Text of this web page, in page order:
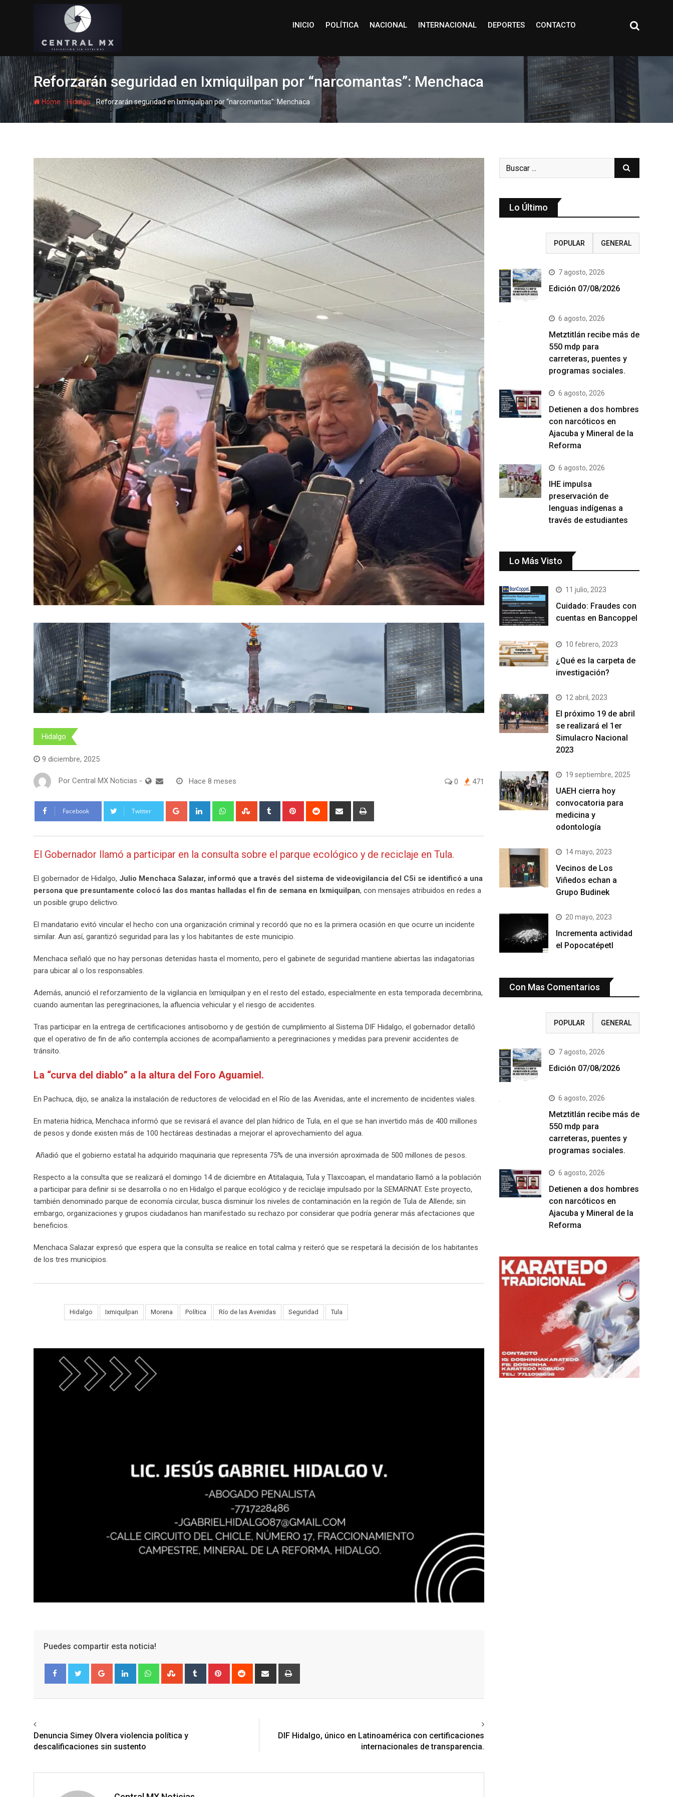
INICIO POLÍTICA NACIONAL INTERNACIONAL DEPORTES CONTACTO
Reforzarán seguridad en Ixmiquilpan por “narcomantas”: Menchaca
Home - Hidalgo- Reforzarán seguridad en Ixmiquilpan por “narcomantas”: Menchaca
Hidalgo
9 diciembre, 2025
Por Central MX Noticias - Hace 8 meses 0 471
Facebook Twitter Google+ LinkedIn WhatsappStumbleUpon
Tumblr Pinterest Reddit
Share
El Gobernador llamó a participar en la consulta sobre el parque ecológico y de reciclaje en Tula.
El gobernador de Hidalgo, Julio Menchaca Salazar, informó que a través del sistema de videovigilancia del C5i se identificó a una
persona que presuntamente colocó las dos mantas halladas el fin de semana en Ixmiquilpan, con mensajes atribuidos en redes a
un posible grupo delictivo.
El mandatario evitó vincular el hecho con una organización criminal y recordó que no es la primera ocasión en que ocurre un incidente
similar. Aun así, garantizó seguridad para las y los habitantes de este municipio.
Menchaca señaló que no hay personas detenidas hasta el momento, pero el gabinete de seguridad mantiene abiertas las indagatorias
para ubicar al o los responsables.
Además, anunció el reforzamiento de la vigilancia en Ixmiquilpan y en el resto del estado, especialmente en esta temporada decembrina,
cuando aumentan las peregrinaciones, la afluencia vehicular y el riesgo de accidentes.
Tras participar en la entrega de certificaciones antisoborno y de gestión de cumplimiento al Sistema DIF Hidalgo, el gobernador detalló
que el operativo de fin de año contempla acciones de acompañamiento a peregrinaciones y medidas para prevenir accidentes de
tránsito.
La “curva del diablo” a la altura del Foro Aguamiel.
En Pachuca, dijo, se analiza la instalación de reductores de velocidad en el Río de las Avenidas, ante el incremento de incidentes viales.
En materia hídrica, Menchaca informó que se revisará el avance del plan hídrico de Tula, en el que se han invertido más de 400 millones
de pesos y donde existen más de 100 hectáreas destinadas a mejorar el aprovechamiento del agua.
Añadió que el gobierno estatal ha adquirido maquinaria que representa 75% de una inversión aproximada de 500 millones de pesos.
Respecto a la consulta que se realizará el domingo 14 de diciembre en Atitalaquia, Tula y Tlaxcoapan, el mandatario llamó a la población
a participar para definir si se desarrolla o no en Hidalgo el parque ecológico y de reciclaje impulsado por la SEMARNAT. Este proyecto,
también denominado parque de economía circular, busca disminuir los niveles de contaminación en la región de Tula de Allende; sin
embargo, organizaciones y grupos ciudadanos han manifestado su rechazo por considerar que podría generar más afectaciones que
beneficios.
Menchaca Salazar expresó que espera que la consulta se realice en total calma y reiteró que se respetará la decisión de los habitantes
de los tres municipios.
Hidalgo Ixmiquilpan Morena Política Río de las Avenidas Seguridad Tula
Puedes compartir esta noticia!
Google+ LinkedIn WhatsappStumbleUpon
Tumblr Pinterest Reddit
Share
Denuncia Simey Olvera violencia política y
descalificaciones sin sustento
DIF Hidalgo, único en Latinoamérica con certificaciones
internacionales de transparencia.
Lo Último
POPULAR GENERAL
7 agosto, 2026
Edición 07/08/2026
6 agosto, 2026
Metztitlán recibe más de
550 mdp para
carreteras, puentes y
programas sociales.
6 agosto, 2026
Detienen a dos hombres
con narcóticos en
Ajacuba y Mineral de la
Reforma
6 agosto, 2026
IHE impulsa
preservación de
lenguas indígenas a
través de estudiantes
Lo Más Visto
11 julio, 2023
Cuidado: Fraudes con
cuentas en Bancoppel
10 febrero, 2023
¿Qué es la carpeta de
investigación?
12 abril, 2023
El próximo 19 de abril
se realizará el 1er
Simulacro Nacional
2023
19 septiembre, 2025
UAEH cierra hoy
convocatoria para
medicina y
odontología
14 mayo, 2023
Vecinos de Los
Viñedos echan a
Grupo Budinek
20 mayo, 2023
Incrementa actividad
el Popocatépetl
Con Mas Comentarios
POPULAR GENERAL
7 agosto, 2026
Edición 07/08/2026
6 agosto, 2026
Metztitlán recibe más de
550 mdp para
carreteras, puentes y
programas sociales.
6 agosto, 2026
Detienen a dos hombres
con narcóticos en
Ajacuba y Mineral de la
Reforma